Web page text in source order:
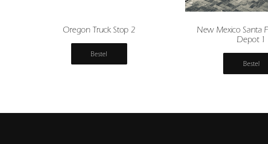
Oregon Truck Stop 2
Bestel
New Mexico Santa
Depot 1
Bestel